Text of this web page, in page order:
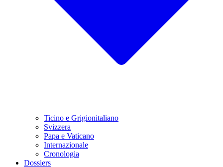
Ticino e Grigionitaliano
Svizzera
Papa e Vaticano
Internazionale
Cronologia
Dossiers